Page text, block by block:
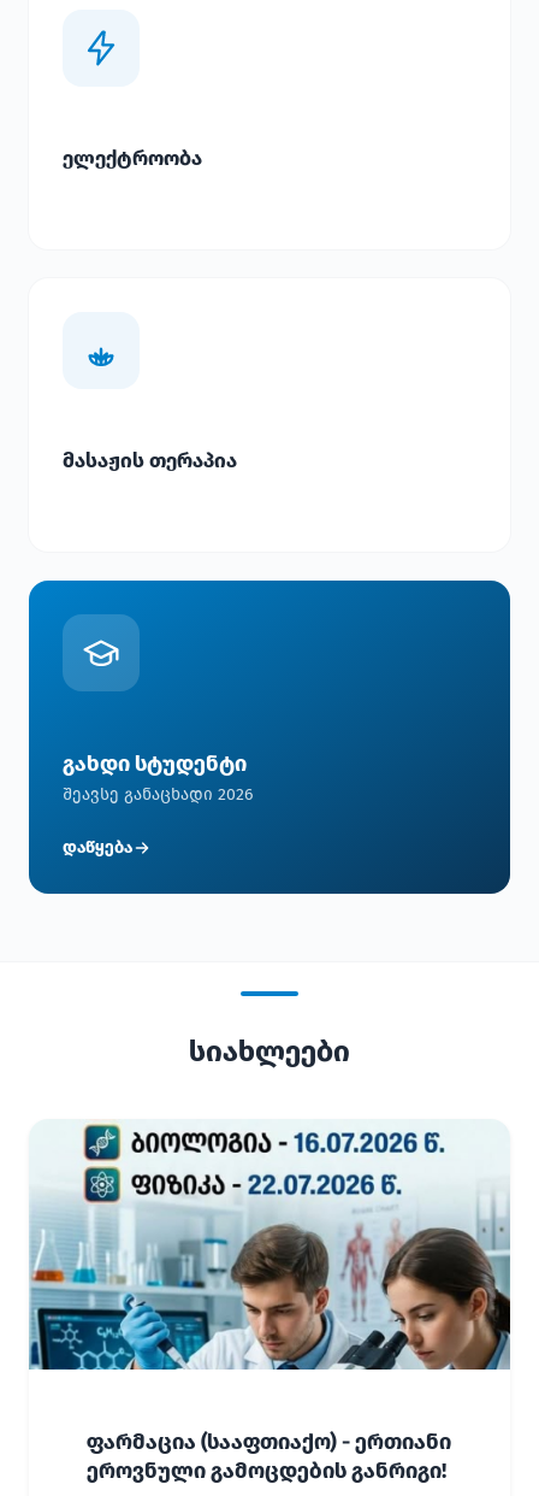
ელექტროობა
მასაჟის თერაპია
გახდი სტუდენტი
შეავსე განაცხადი 2026
დაწყება
სიახლეები
ფარმაცია (სააფთიაქო) - ერთიანი
ეროვნული გამოცდების განრიგი!